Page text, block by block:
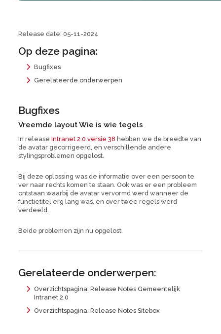
Release date: 05-11-2024
Op deze pagina:
Bugfixes
Gerelateerde onderwerpen
Bugfixes
Vreemde layout Wie is wie tegels
In release Intranet 2.0 versie 38 hebben we de breedte van
de avatar gecorrigeerd, en verschillende andere
stylingsproblemen opgelost.
Bij deze oplossing was de informatie over een persoon te
ver naar rechts komen te staan. Ook was er een probleem
ontstaan waarbij de avatar vervormd werd wanneer de
functietitel erg lang was, en over twee regels werd
verdeeld.
Beide problemen zijn nu opgelost.
Gerelateerde onderwerpen:
Overzichtspagina: Release Notes Gemeentelijk
Intranet 2.0
Overzichtspagina: Release Notes Sitebox